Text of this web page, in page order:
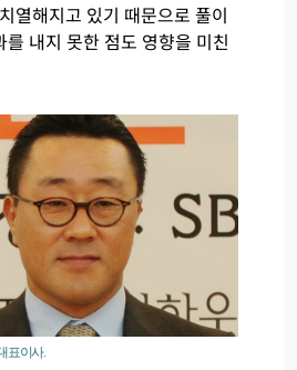
열해지고 있기 때문으로 풀이
내지 못한 점도 영향을 미친
표이사.